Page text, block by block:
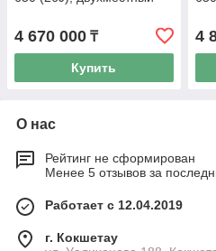
4 670 000 ₸
Купить
4
О нас
Рейтинг не сформирован
Менее 5 отзывов за
Работает с 12.04.2019
г. Кокшетау